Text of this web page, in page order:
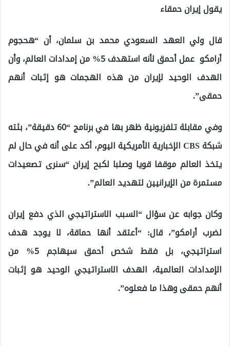
يقول إيران حمقاء
قال ولي العهد السعودي محمد بن سلمان، أن “هحجوم
أرامكو عمل أحمق لأنه استهدف 5% من إمدادات العالم، وأن
الهدف الوحيد لإيران من هذه الهجمات هو إثبات أنهم
حمقى”.
وفي مقابلة تلفزيونية ظهر بها في برنامج “60 دقيقة”، بثته
شبكة CBS الإخبارية الأمريكية اليوم، أكد على أنه في حال لم
يتخذ العالم موقفا قويا وصلبا لكبح إيران “سنرى تصعيدات
مستمرة من الإيرانيين لتهديد العالم”.
وكان جوابه عن سؤال “السبب الاستراتيجي الذي دفع إيران
لضرب أرامكو”، قال: “أعتقد أنها حماقة، لا يوجد هدف
استراتيجي، بل فقط شخص أحمق سيهاجم 5% من
الإمدادات العالمية، الهدف الاستراتيجي الوحيد هو إثبات
أنهم حمقى وهذا ما فعلوه”.